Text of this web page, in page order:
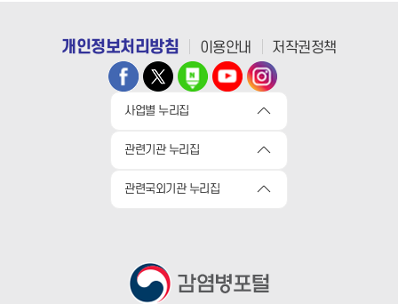
개인정보처리방침 이용안내 저작권정책
사업별 누리집
관련기관 누리집
관련국외기관 누리집